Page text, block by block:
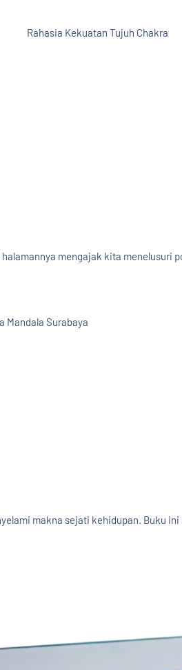
Rahasia Kekuatan Tujuh Chakra
mengajak kita
Mandala Surabaya
makna sejati kehidupan. Buku